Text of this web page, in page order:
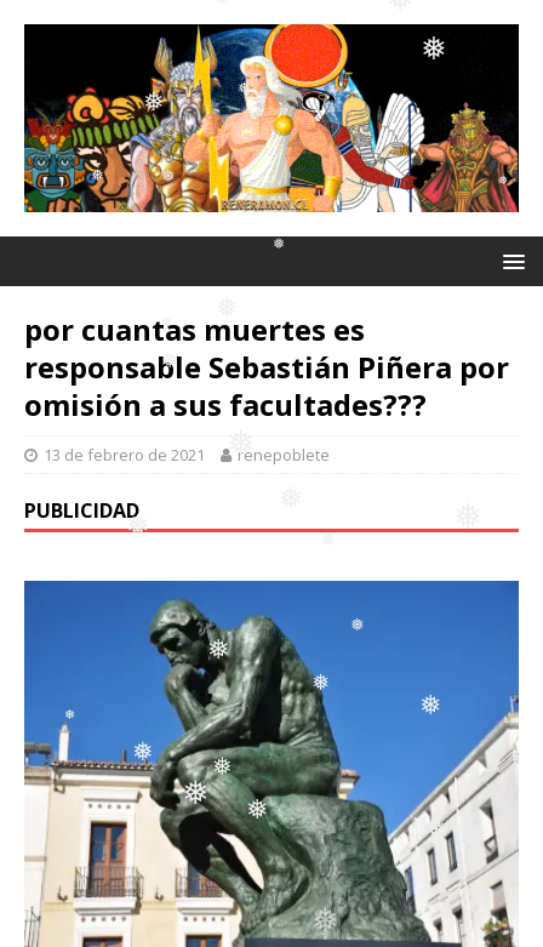
❅
❅
❅❅
❅
❅
❅
❅
❅
❅
❅
❅
❅ ❅
❅
❅
❅
por cuantas muertes es
responsable Sebastián Piñera por
omisión a sus facultades???
13 de febrero de 2021 renepoblete
PUBLICIDAD